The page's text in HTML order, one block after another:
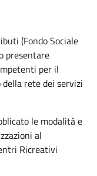
(Fondo Sociale
presentare
per il
rete dei servizi
le modalità e
al
Ricreativi